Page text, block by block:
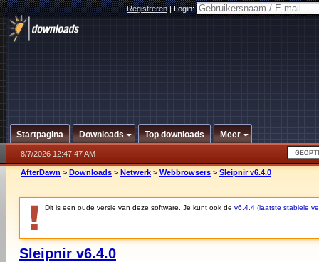
Registreren|Login:
Startpagina Downloads Top downloads Meer
8/7/2026 12:47:47 AM
AfterDawn > Downloads > Netwerk > Webbrowsers > Sleipnir v6.4.0
Dit is een oude versie van deze software. Je kunt ook de v6.4.4 (laatste stabiele
Sleipnir v6.4.0